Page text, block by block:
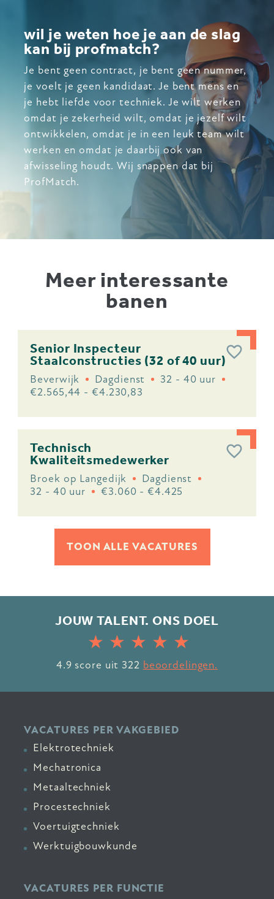
wil je weten hoe je aan de slag
kan bij profmatch?
Je bent geen contract, je bent geen nummer,
je voelt je geen kandidaat. Je bent mens en
je hebt liefde voor techniek. Je wilt werken
omdat je zekerheid wilt, omdat je jezelf wilt
ontwikkelen, omdat je in een leuk team wilt
werken en omdat je daarbij ook van
afwisseling houdt. Wij snappen dat bij
ProfMatch.
Meer interessante
banen
Senior Inspecteur
Staalconstructies (32 of 40 uur)
Beverwijk Dagdienst
32 - 40 uur
€2.565,44 - €4.230,83
Technisch
Kwaliteitsmedewerker
Broek op Langedijk
Dagdienst
32 - 40 uur
€3.060 - €4.425
TOON ALLE VACATURES
JOUW TALENT. ONS DOEL
4.9 score uit 322 beoordelingen.
VACATURES PER VAKGEBIED
Elektrotechniek
Mechatronica
Metaaltechniek
Procestechniek
Voertuigtechniek
Werktuigbouwkunde
VACATURES PER FUNCTIE